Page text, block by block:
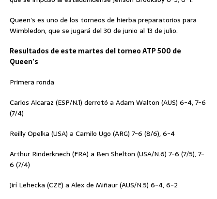
Queen’s es uno de los torneos de hierba preparatorios para
Wimbledon, que se jugará del 30 de junio al 13 de julio.
Resultados de este martes del torneo ATP 500 de
Queen’s
Primera ronda
Carlos Alcaraz (ESP/N.1) derrotó a Adam Walton (AUS) 6-4, 7-6
(7/4)
Reilly Opelka (USA) a Camilo Ugo (ARG) 7-6 (8/6), 6-4
Arthur Rinderknech (FRA) a Ben Shelton (USA/N.6) 7-6 (7/5), 7-
6 (7/4)
Jirí Lehecka (CZE) a Alex de Miñaur (AUS/N.5) 6-4, 6-2